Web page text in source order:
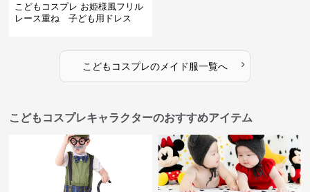
こどもコスプレ お姫様風フリル
レース重ね 子ども用ドレス
こどもコスプレのメイド服一覧へ ›
こどもコスプレキャラクターのおすすめアイテム